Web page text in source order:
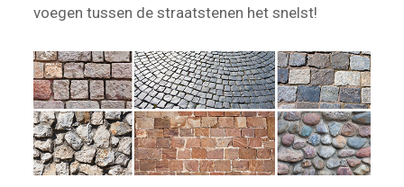
voegen tussen de straatstenen het snelst!